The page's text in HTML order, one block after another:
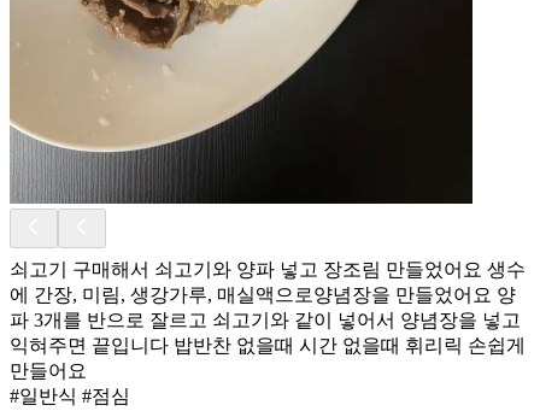
쇠고기 구매해서 쇠고기와 양파 넣고 장조림 만들었어요 생수
에 간장, 미림, 생강가루, 매실액으로양념장을 만들었어요 양
파 3개를 반으로 잘르고 쇠고기와 같이 넣어서 양념장을 넣고
익혀주면 끝입니다 밥반찬 없을때 시간 없을때 휘리릭 손쉽게
만들어요
#일반식 #점심